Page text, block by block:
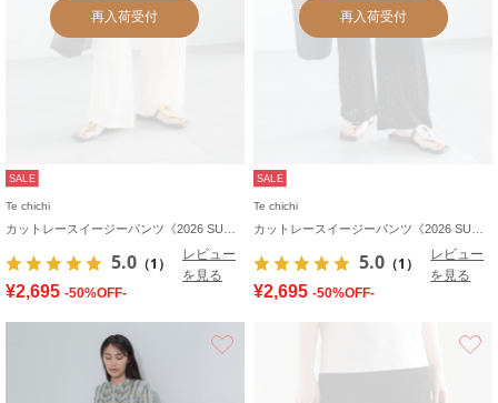
再入荷受付
SALE
Te chichi
5.0 （1）
レビュー
を見る
¥2,695 -50%OFF-
再入荷受付
SALE
Te chichi
5.0 （1）
レビュー
を見る
¥2,695 -50%OFF-